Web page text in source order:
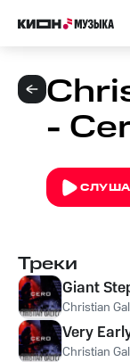
-
Треки
Giant
Christian
Very
Christian